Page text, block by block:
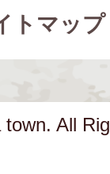
トマップ
All